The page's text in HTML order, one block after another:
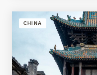
CHINA